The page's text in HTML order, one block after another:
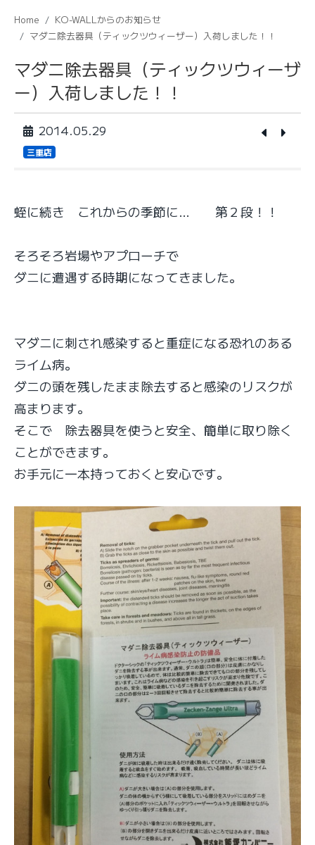
Home
KO-WALLからのお知らせ
マダニ除去器具（ティックツウィーザー）入荷しました！！
マダニ除去器具（ティックツウィーザ
ー）入荷しました！！
2014.05.29
三重店
蛭に続き これからの季節に… 第２段！！
そろそろ岩場やアプローチで
ダニに遭遇する時期になってきました。
マダニに刺され感染すると重症になる恐れのある
ライム病。
ダニの頭を残したまま除去すると感染のリスクが
高まります。
そこで 除去器具を使うと安全、簡単に取り除く
ことができます。
お手元に一本持っておくと安心です。